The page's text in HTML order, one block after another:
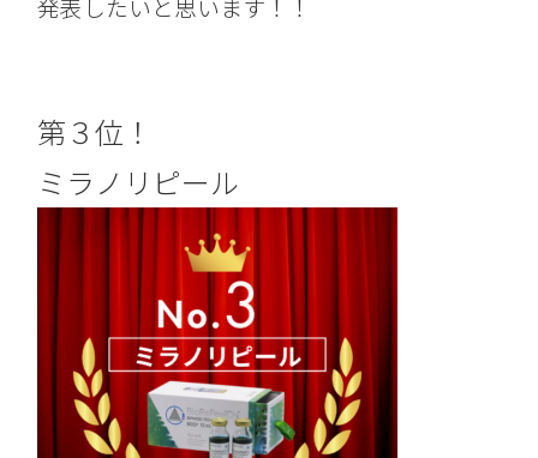
第３位！
ミラノリピール